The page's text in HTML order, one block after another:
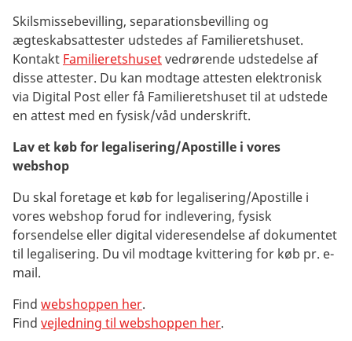
Skilsmissebevilling, separationsbevilling og
ægteskabsattester udstedes af Familieretshuset.
Kontakt Familieretshusetvedrørende udstedelse af
disse attester. Du kan modtage attesten elektronisk
via Digital Post eller få Familieretshuset til at udstede
en attest med en fysisk/våd underskrift.
Lav et køb for legalisering/Apostille i vores
webshop
Du skal foretage et køb for legalisering/Apostille i
vores webshop forud for indlevering, fysisk
forsendelse eller digital videresendelse af dokumentet
til legalisering. Du vil modtage kvittering for køb pr. e-
mail.
Find webshoppen her.
Find vejledning til webshoppen her.